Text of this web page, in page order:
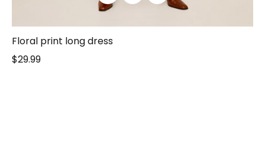
Floral print long dress
$29.99